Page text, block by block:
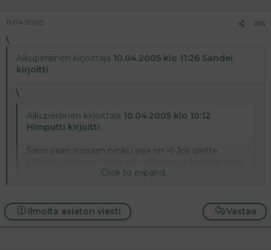
11.04.2005 #16
\
Alkuperäinen kirjoittaja 10.04.2005 klo 11:26 Sandei
kirjoitti:
\
Alkuperäinen kirjoittaja 10.04.2005 klo 10:12
Himputti kirjoitti:
Sano vaan suoraan niinku asia on =) Jos olette
jossain elä miehelläkin...!?Click to expand...
Pees! Täysin samoilla linjoilla!
[/quote
Click to expand...
Vastaa
Ilmoita asiaton viesti